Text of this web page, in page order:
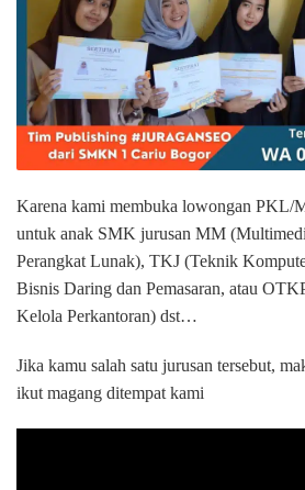
Karena kami membuka lowongan PKL/
untuk anak SMK jurusan MM
Perangkat Lunak), TKJ (Teknik
Bisnis Daring dan Pemasaran, atau
Kelola Perkantoran) dst…
Jika kamu salah satu jurusan tersebut,
ikut magang ditempat kami